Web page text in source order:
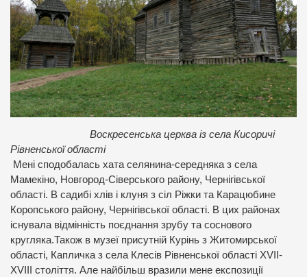
Воскресенська церква із села Кисоричі
Рівненської області
Мені сподобалась хата селянина-середняка з села
Мамекіно, Новгород-Сіверського району, Чернігівської
області. В садибі хлів і клуня з сіл Ріжки та Карацюбине
Коропського району, Чернігівської області. В цих районах
існувала відмінність поєднання зрубу та соснового
кругляка.Також в музеї присутній Курінь з Житомирської
області, Капличка з села Клесів Рівненської області XVII-
XVIII століття. Але найбільш вразили мене експозиції